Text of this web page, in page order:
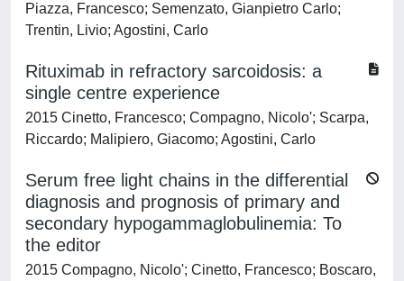
Piazza, Francesco; Semenzato, Gianpietro Carlo;
Trentin, Livio; Agostini, Carlo
Rituximab in refractory sarcoidosis: a
single centre experience
2015 Cinetto, Francesco; Compagno, Nicolo'; Scarpa,
Riccardo; Malipiero, Giacomo; Agostini, Carlo
Serum free light chains in the differential
diagnosis and prognosis of primary and
secondary hypogammaglobulinemia: To
the editor
2015 Compagno, Nicolo'; Cinetto, Francesco; Boscaro,